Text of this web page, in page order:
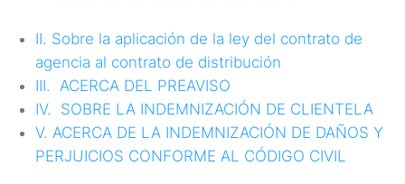
II. Sobre la aplicación de la ley del contrato de
agencia al contrato de distribución
III. ACERCA DEL PREAVISO
IV. SOBRE LA INDEMNIZACIÓN DE CLIENTELA
V. ACERCA DE LA INDEMNIZACIÓN DE DAÑOS Y
PERJUICIOS CONFORME AL CÓDIGO CIVIL